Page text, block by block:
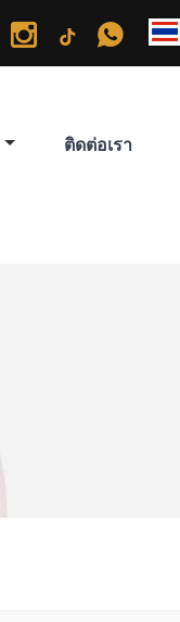
 
ติดต่อเรา